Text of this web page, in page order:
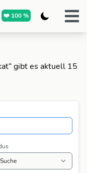
❤️ 100 %
gibt es aktuell 15